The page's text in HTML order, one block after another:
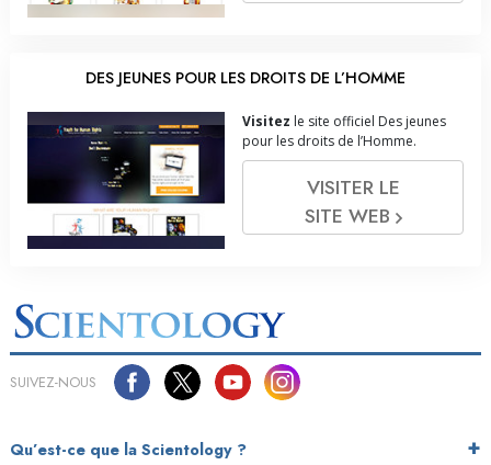
DES JEUNES POUR LES DROITS DE L’HOMME
Visitez le site officiel Des jeunes
pour les droits de l’Homme.
VISITER LE
SITE WEB
SUIVEZ-NOUS
Qu’est-ce que la Scientology ?